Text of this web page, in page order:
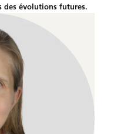
des évolutions futures.